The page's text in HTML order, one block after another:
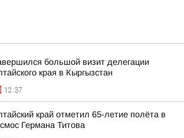
большой визит делегации
края в Кыргызстан
12:37
край отметил 65-летие полёта в
Германа Титова